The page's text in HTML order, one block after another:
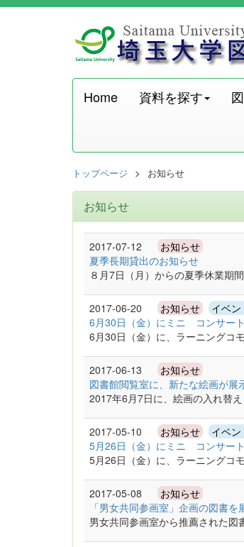
Home 資料を探す
トップページ お知らせ
お知らせ
2017-07-12 お知らせ
夏季長期貸出のお知らせ
８月7日（月）からの夏季休業期
2017-06-20 お知らせ イベ
6月30日（金）にミニ コンサー
6月30日（金）に、ラーニングコ
2017-06-13 お知らせ
図書館閲覧室に、新たな絵画が展
2017年6月7日に、絵画の入れ替
2017-05-10 お知らせ イベ
5月26日（金）にミニ コンサー
5月26日（金）に、ラーニングコ
2017-05-08 お知らせ
「男女共同参画室」企画の図書を
男女共同参画室から推薦された図